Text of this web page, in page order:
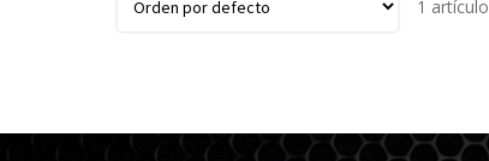
1 artículo